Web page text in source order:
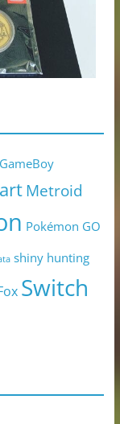
GameBoy
Metroid
Pokémon GO
shiny hunting
Switch